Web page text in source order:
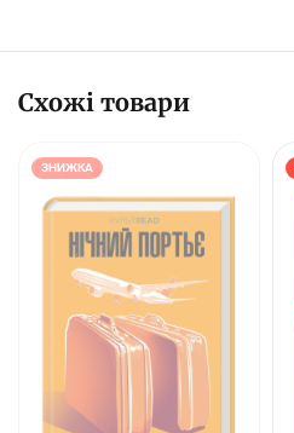
Схожі товари
ЗНИЖКА